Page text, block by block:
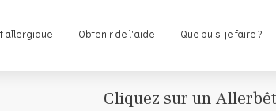
allergique Obtenir de l'aide Que puis-je faire ?
Cliquez sur un